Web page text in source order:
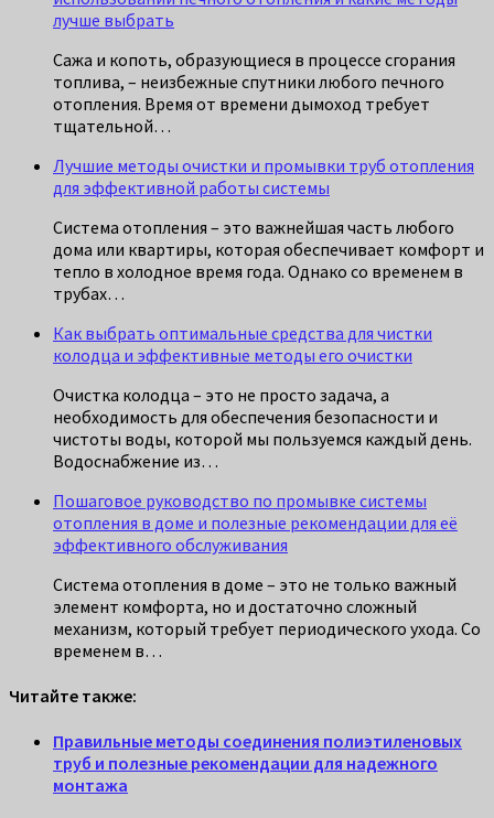
лучше выбрать
Сажа и копоть, образующиеся в процессе сгорания
топлива, – неизбежные спутники любого печного
отопления. Время от времени дымоход требует
тщательной…
Лучшие методы очистки и промывки труб отопления
для эффективной работы системы
Система отопления – это важнейшая часть любого
дома или квартиры, которая обеспечивает комфорт и
тепло в холодное время года. Однако со временем в
трубах…
Как выбрать оптимальные средства для чистки
колодца и эффективные методы его очистки
Очистка колодца – это не просто задача, а
необходимость для обеспечения безопасности и
чистоты воды, которой мы пользуемся каждый день.
Водоснабжение из…
Пошаговое руководство по промывке системы
отопления в доме и полезные рекомендации для её
эффективного обслуживания
Система отопления в доме – это не только важный
элемент комфорта, но и достаточно сложный
механизм, который требует периодического ухода. Со
временем в…
Читайте также:
Правильные методы соединения полиэтиленовых
труб и полезные рекомендации для надежного
монтажа